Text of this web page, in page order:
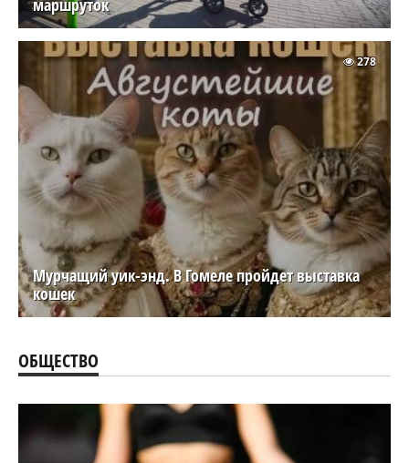
Мурчащий уик-энд. В Гомеле пройдет выставка
кошек
278
ОБЩЕСТВО